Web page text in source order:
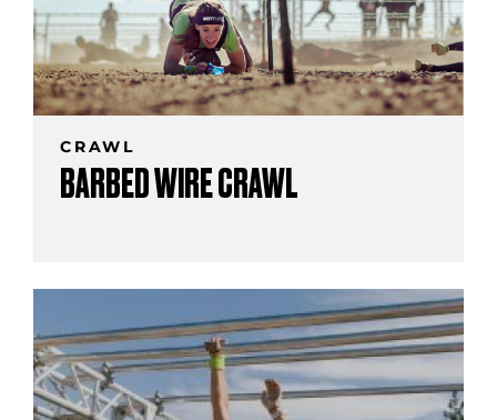
CRAWL
BARBED WIRE CRAWL